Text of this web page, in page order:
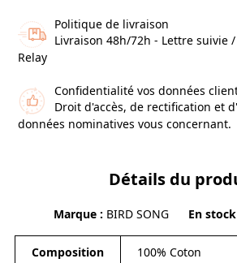
Politique de livraison
Livraison 48h/72h - Lettre suivie
Relay
Confidentialité vos données
Droit d'accès, de rectification et
données nominatives vous concernant.
Détails du
Marque BIRD SONG En stock
Composition 100% Coton